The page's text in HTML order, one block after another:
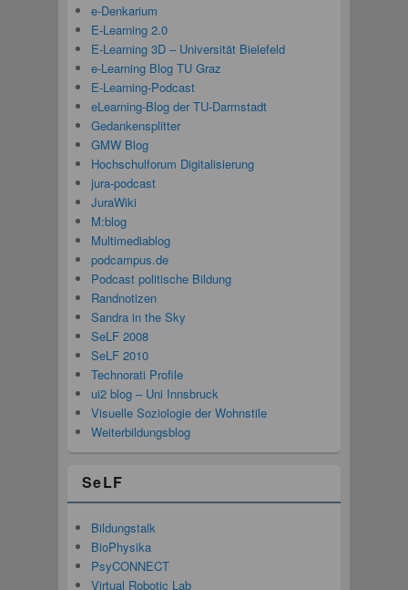
e-Denkarium
E-Learning 2.0
E-Learning 3D – Universität Bielefeld
e-Learning Blog TU Graz
E-Learning-Podcast
eLearning-Blog der TU-Darmstadt
Gedankensplitter
GMW Blog
Hochschulforum Digitalisierung
jura-podcast
JuraWiki
M:blog
Multimediablog
podcampus.de
Podcast politische Bildung
Randnotizen
Sandra in the Sky
SeLF 2008
SeLF 2010
Technorati Profile
ui2 blog – Uni Innsbruck
Visuelle Soziologie der Wohnstile
Weiterbildungsblog
SeLF
Bildungstalk
BioPhysika
PsyCONNECT
Virtual Robotic Lab